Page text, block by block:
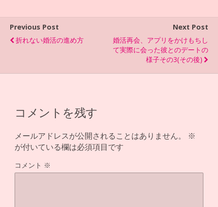
b
o
k
er n
a
Previous Post
折れない婚活の進め方
Next Post
婚活再会、アプリをかけもちし
て実際に会った彼とのデートの
様子その3(その後)
コメントを残す
メールアドレスが公開されることはありません。
※
が付いている欄は必須項目です
コメント ※